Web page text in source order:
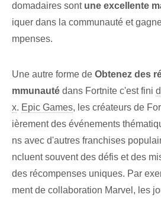
domadaires sont une excellente
iquer dans la communauté et
mpenses.
Une autre forme de Obtenez des
mmunauté dans Fortnite c'est fini
x. Epic Games, les créateurs de
ièrement des événements
ns avec d'autres franchises
ncluent souvent des défis et des
des récompenses uniques. Par
ment de collaboration Marvel, les